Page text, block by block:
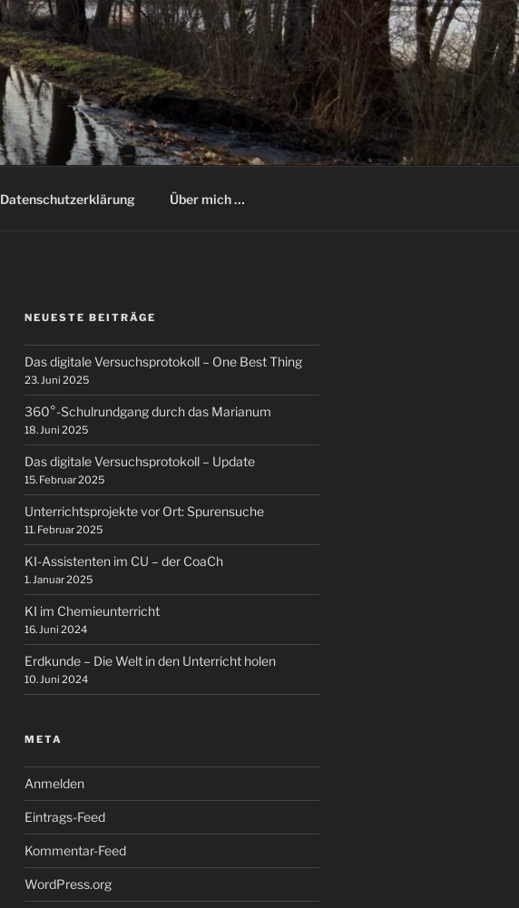
Datenschutzerklärung Über mich …
NEUESTE BEITRÄGE
Das digitale Versuchsprotokoll – One Best Thing
23. Juni 2025
360°-Schulrundgang durch das Marianum
18. Juni 2025
Das digitale Versuchsprotokoll – Update
15. Februar 2025
Unterrichtsprojekte vor Ort: Spurensuche
11. Februar 2025
KI-Assistenten im CU – der CoaCh
1. Januar 2025
KI im Chemieunterricht
16. Juni 2024
Erdkunde – Die Welt in den Unterricht holen
10. Juni 2024
META
Anmelden
Eintrags-Feed
Kommentar-Feed
WordPress.org